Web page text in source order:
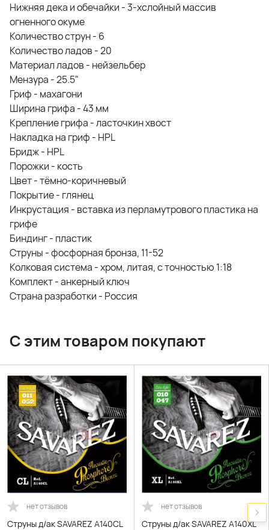
Нижняя дека и обечайки -3-хслойный массив
огненного окуме
Количество струн - 6
Количество ладов -20
Материал ладов - нейзельбер
Мензура -25.5"
Гриф - махагони
Ширина грифа -43 мм
Крепление грифа -ласточкин хвост
Накладка на гриф - HPL
Бридж - HPL
Порожки - кость
Цвет -тёмно-коричневый
Покрытие - глянец
Инкрустация - вставка из перламутрового пластика на
грифе
Биндинг - пластик
Струны -фосфорная бронза, 11-52
Колковая система -хром, литая, c точностью 1:18
Комплект -анкерный ключ
Страна разработки - Россия
С этим товаром покупают
нет отзывов
Струны д/ак SAVAREZ A140CL
нет отзывов
Струны д/ак SAVAREZ A140XL